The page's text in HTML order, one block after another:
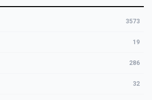
3573
19
286
32